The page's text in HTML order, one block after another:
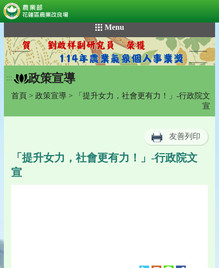
到
主
要
內
容
Menu
::: 政策宣導
首頁 > 政策宣導 > 「提升女力，社會更有力！」-行政院文
宣
友善列印
「提升女力，社會更有力！」-行政院文
宣